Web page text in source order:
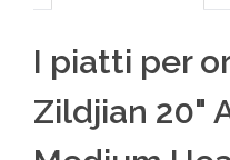
I piatti per
Zildjian 20"